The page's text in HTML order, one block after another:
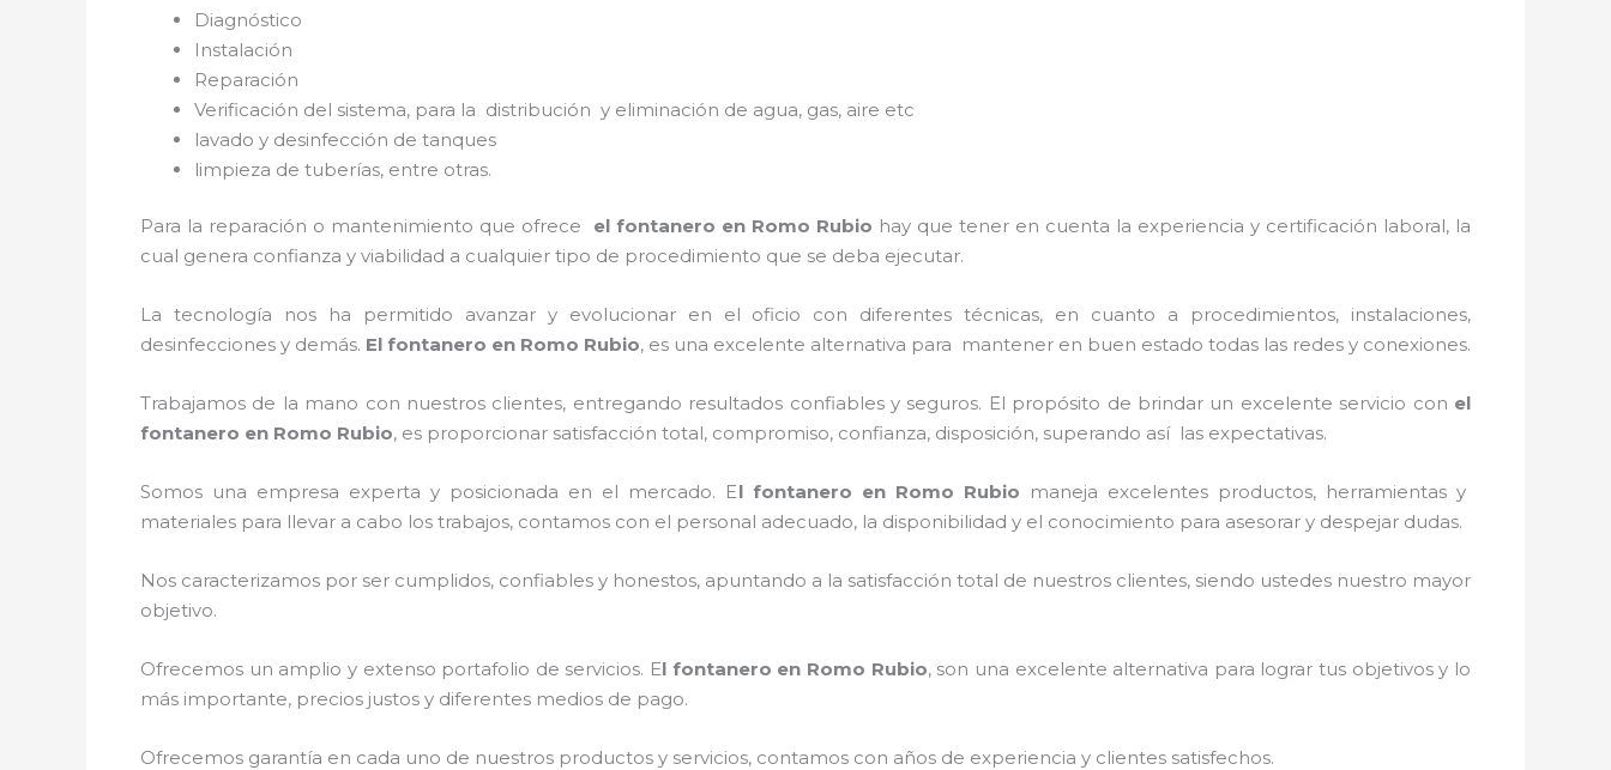
Diagnóstico
Instalación
Reparación
Verificación del sistema, para la distribución y eliminación de agua, gas, aire etc
lavado y desinfección de tanques
limpieza de tuberías, entre otras.
Para la reparación o mantenimiento que ofrece el fontanero en Romo Rubio hay que tener en cuenta la experiencia y certificación laboral, la
cual genera confianza y viabilidad a cualquier tipo de procedimiento que se deba ejecutar.
La tecnología nos ha permitido avanzar y evolucionar en el oficio con diferentes técnicas, en cuanto a procedimientos, instalaciones,
desinfecciones y demás. El fontanero en Romo Rubio, es una excelente alternativa para mantener en buen estado todas las redes y conexiones.
Trabajamos de la mano con nuestros clientes, entregando resultados confiables y seguros. El propósito de brindar un excelente servicio con el
fontanero en Romo Rubio, es proporcionar satisfacción total, compromiso, confianza, disposición, superando así las expectativas.
Somos una empresa experta y posicionada en el mercado. El fontanero en Romo Rubio maneja excelentes productos, herramientas y
materiales para llevar a cabo los trabajos, contamos con el personal adecuado, la disponibilidad y el conocimiento para asesorar y despejar dudas.
Nos caracterizamos por ser cumplidos, confiables y honestos, apuntando a la satisfacción total de nuestros clientes, siendo ustedes nuestro mayor
objetivo.
Ofrecemos un amplio y extenso portafolio de servicios. El fontanero en Romo Rubio, son una excelente alternativa para lograr tus objetivos y lo
más importante, precios justos y diferentes medios de pago.
Ofrecemos garantía en cada uno de nuestros productos y servicios, contamos con años de experiencia y clientes satisfechos.